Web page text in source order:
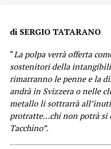
di SERGIO TATARANO
“La polpa verrà offerta
sostenitori della
rimarranno le penne e la
andrà in Svizzera o nelle
metallo li sottrarrà
protratte…chi non potrà si
Tacchino”.